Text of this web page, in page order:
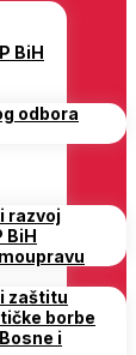
BiH
odbora
razvoj
BiH
zaštitu
borbe
i